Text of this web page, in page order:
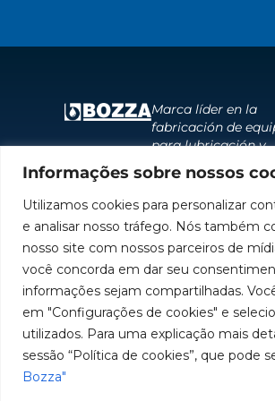
Informações sobre nossos
Utilizamos cookies para personalizar
e analisar nosso tráfego. Nós também
nosso site com nossos parceiros de
você concorda em dar seu
informações sejam compartilhadas.
em "Configurações de cookies" e
utilizados. Para uma explicação mais
sessão “Política de cookies”, que pode
Bozza"
Marca líder en la
fabricación de
para lubricación y
abastecimiento de
América del Sur.